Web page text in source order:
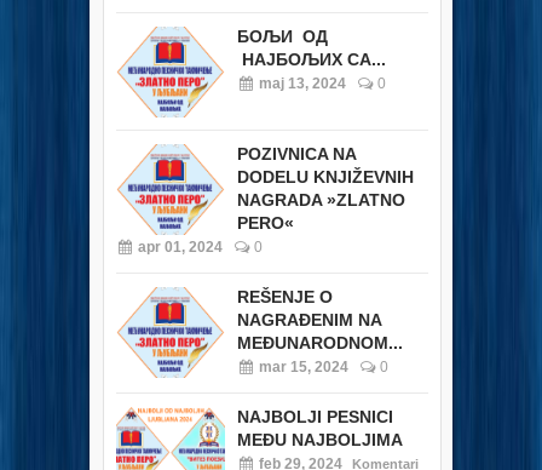
БОЉИ ОД
НАЈБОЉИХ СА...
maj 13, 2024 0
POZIVNICA NA
DODELU KNJIŽEVNIH
NAGRADA »ZLATNO
PERO«
apr 01, 2024 0
REŠENJE O
NAGRAĐENIM NA
MEĐUNARODNOM...
mar 15, 2024 0
NAJBOLJI PESNICI
MEĐU NAJBOLJIMA
feb 29, 2024
Komentari